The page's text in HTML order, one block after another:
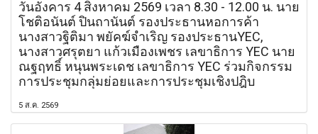
วันอังคาร 4 สิงหาคม 2569 เวลา 8.30 - 12.00 น. นาย
โชติอนันต์ ปินถานันต์ รองประธานหอการค้า
นางสาวฐิติมา พยัคฆ์จำเริญ รองประธานYEC,
นางสาวศรุตยา แก้วเมืองเพชร เลขาธิการ YEC นาย
ณฐฤทธิ์ หนุนพระเดช เลขาธิการ YEC ร่วมกิจกรรม
การประชุมกลุ่มย่อยและการประชุมเชิงปฎิบ
5 ส.ค. 2569